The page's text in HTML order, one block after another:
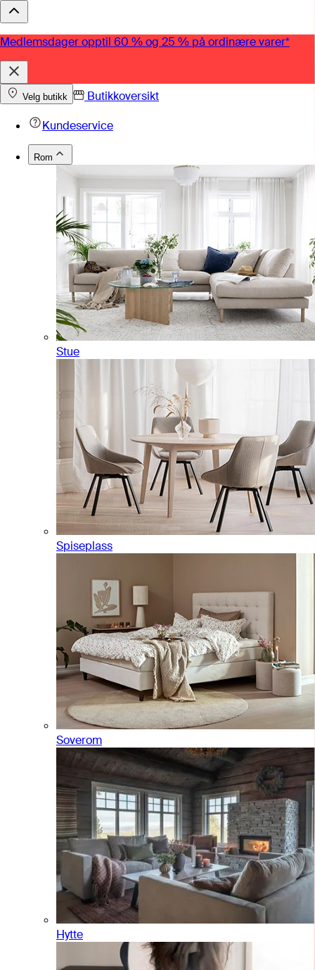
Medlemsdager opptil 60 % og 25 % på ordinære varer*
Velg butikk
Butikkoversikt
Kundeservice
Rom
Stue
Spiseplass
Soverom
Hytte